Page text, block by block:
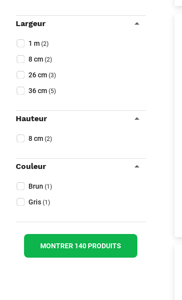
Largeur
Largeur (Optionnel)
1 m (2)
8 cm (2)
26 cm (3)
36 cm (5)
Hauteur
Hauteur (Optionnel)
8 cm (2)
Couleur
Couleur (Optionnel)
Brun (1)
Gris (1)
MONTRER 140 PRODUITS